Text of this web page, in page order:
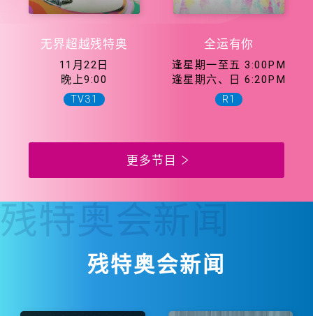
无界超越残特奥
11月22日
晚上9:00
TV31
全运有你
逢星期一至五 3:00PM
逢星期六、日 6:20PM
R1
更多节目
残特奥会新闻
残特奥会